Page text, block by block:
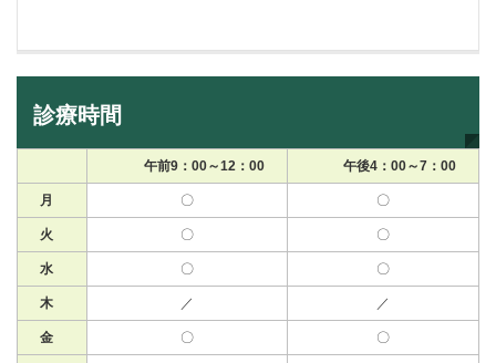
診療時間
午前9：00～12：00 午後4：00～7：00
月 〇 〇
火 〇 〇
水 〇 〇
木 ／ ／
金 〇 〇